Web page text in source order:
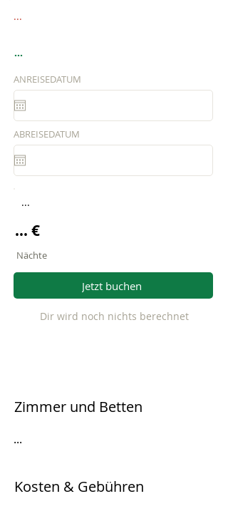
...
...
ANREISEDATUM
ABREISEDATUM
...
... €
Nächte
Jetzt buchen
Dir wird noch nichts berechnet
Zimmer und Betten
...
Kosten & Gebühren